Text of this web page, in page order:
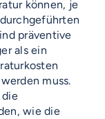
können, je
präventive
als ein
muss.
die
wie die